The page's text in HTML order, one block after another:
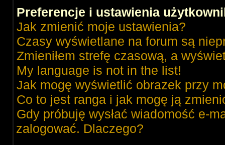
Preferencje i ustawienia
Jak zmienić moje ustawienia?
Czasy wyświetlane na forum są
Zmieniłem strefę czasową, a
My language is not in the list!
Jak mogę wyświetlić obrazek przy
Co to jest ranga i jak mogę ją
Gdy próbuję wysłać wiadomość e-
zalogować. Dlaczego?